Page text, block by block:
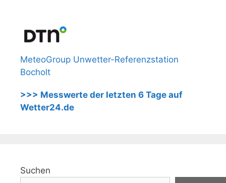
MeteoGroup Unwetter-Referenzstation
Bocholt
>>> Messwerte der letzten 6 Tage auf
Wetter24.de
Suchen